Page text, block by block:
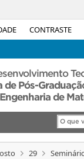
CONTRASTE
de Pós-
Engenharia de
29